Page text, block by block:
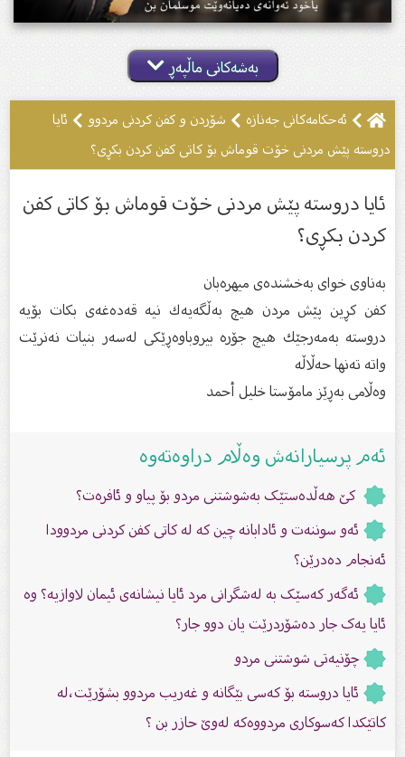
بەشەکانی ماڵپەڕ
ئه‌حكامه‌كانى جه‌نازه‌ شۆردن و کفن کردنى مردوو
ئایا
دروستە پێش مردنی خۆت قوماش بۆ كاتی كفن كردن بكڕی؟
ئایا دروستە پێش مردنی خۆت قوماش بۆ كاتی كفن
كردن بكڕی؟
بەناوی خوای بەخشندەی میهرەبان
كفن كڕین پێش مردن هیچ بەڵگەیەك نیە قەدەغەی بكات بۆیە
دروستە بەمەرجێك هیچ جۆرە بیروباوەڕێكی لەسەر بنیات نەنرێت
واتە تەنها حەڵاڵە
وەڵامى بەڕێز مامۆستا خلیل أحمد
ئەم پرسیارانەش وەڵام دراوەتەوە
کێ هەڵدەستێک بەشوشتنی مردو بۆ پیاو و ئافرەت؟
ئەو سوننەت و ئادابانە چین کە لە کاتى كفن كردنی مردوودا
ئەنجام دەدرێن؟
ئەگەر کەسێک بە لەشگرانى مرد ئایا نیشانەى ئیمان لاوازیە؟ وە
ئایا یەک جار دەشۆردرێت یان دوو جار؟
چۆنیەتی شوشتنی مردو
ئایا دروستە بۆ کەسی بێگانە و غەریب مردوو بشۆرێت،لە
کاتێکدا کەسوکارى مردووەکە لەوێ حازر بن ؟